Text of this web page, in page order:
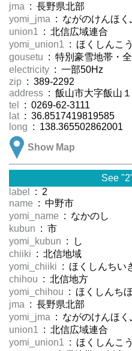
jma : 長野県北部
yomi_jma : ながのけんほく
union1 : 北信広域連合
yomi_union1 : ほくしんこ
gousetu : 特別豪雪地帯・
electricity : 一部50Hz
zip : 389-2292
address : 飯山市大字飯山１
tel
: 0269-62-3111
lat : 36.8517419819585
long : 138.365502862001
Show Map
See
label
: 2
name : 中野市
yomi_name : なかのし
kubun : 市
yomi_kubun : し
chiiki : 北信地域
yomi_chiiki : ほくしんちい
chihou : 北信地方
yomi_chihou : ほくしんち
jma : 長野県北部
yomi_jma : ながのけんほく
union1 : 北信広域連合
yomi_union1 : ほくしんこ